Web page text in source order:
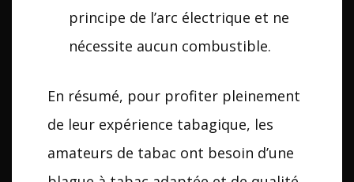
principe de l’arc électrique et ne
nécessite aucun combustible.
En résumé, pour profiter pleinement
de leur expérience tabagique, les
amateurs de tabac ont besoin d’une